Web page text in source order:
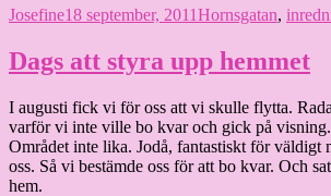
Författare
JosefinePublicerat
18 september, 2011Kategorier
Hornsgatan,
Dags att styra upp hemmet
I augusti fick vi för oss att vi skulle flytta.
varför vi inte ville bo kvar och gick på
Området inte lika. Jodå, fantastiskt för väldigt
oss. Så vi bestämde oss för att bo kvar. Och
hem.